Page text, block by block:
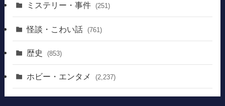
ミステリー・事件 (251)
怪談・こわい話 (761)
歴史 (853)
ホビー・エンタメ (2,237)